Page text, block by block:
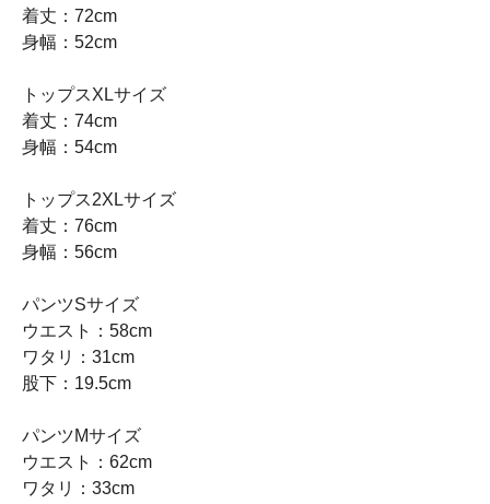
着丈：72cm
身幅：52cm
トップスXLサイズ
着丈：74cm
身幅：54cm
トップス2XLサイズ
着丈：76cm
身幅：56cm
パンツSサイズ
ウエスト：58cm
ワタリ：31cm
股下：19.5cm
パンツMサイズ
ウエスト：62cm
ワタリ：33cm